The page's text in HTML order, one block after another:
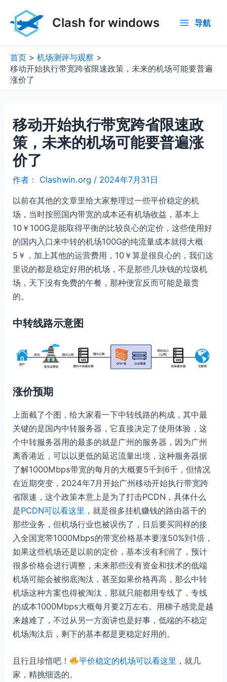
Clash for windows 导航
首页
机场测评与观察
移动开始执行带宽跨省限速政策，未来的机场可能要普遍
涨价了
移动开始执行带宽跨省限速政
策，未来的机场可能要普遍涨
价了
作者： Clashwin.org / 2024年7月31日
以前在其他的文章里给大家整理过一些平价稳定的机
场，当时按照国内带宽的成本还有机场收益，基本上
10￥100G是能取得平衡的比较良心的定价，这些使用好
的国内入口来中转的机场100G的纯流量成本就得大概
5￥，加上其他的运营费用，10￥算是很良心的，我们这
里说的都是稳定好用的机场，不是那些几块钱的垃圾机
场，天下没有免费的午餐，那种便宜反而可能是最贵
的。
中转线路示意图
涨价预期
上面截了个图，给大家看一下中转线路的构成，其中最
关键的是国内中转服务器，它直接决定了使用体验，这
个中转服务器用的最多的就是广州的服务器，因为广州
离香港近，可以以更低的延迟流量出境，这种服务器据
了解1000Mbps带宽的每月的大概要5千到6千，但情况
在近期突变，2024年7月开始广州移动开始执行带宽跨
省限速，这个政策本意上是为了打击PCDN，具体什么
是PCDN可以看这里 ，就是很多挂机赚钱的路由器干的
那些业务，但机场行业也被误伤了，日后要买同样的接
入全国宽带1000Mbps的带宽价格基本要涨50%到1倍，
如果这些机场还是以前的定价，基本没有利润了，预计
很多价格会进行调整，未来那些没有资金和技术的低端
机场可能会被彻底淘汰，甚至如果价格再高，那么中转
机场这种方案也得被淘汰，那就只能都用专线了，专线
的成本1000Mbps大概每月要2万左右。用梯子感觉是越
来越难了，不过从另一方面讲也是好事，低端的不稳定
机场淘汰后，剩下的基本都是更稳定好用的。
且行且珍惜吧！ 平价稳定的机场可以看这里 ，就几
家，精挑细选的。